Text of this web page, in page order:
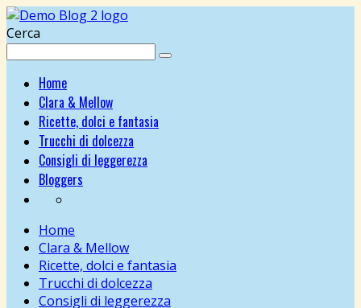
Cerca
Home
Clara & Mellow
Ricette, dolci e fantasia
Trucchi di dolcezza
Consigli di leggerezza
Bloggers
Home
Clara & Mellow
Ricette, dolci e fantasia
Trucchi di dolcezza
Consigli di leggerezza